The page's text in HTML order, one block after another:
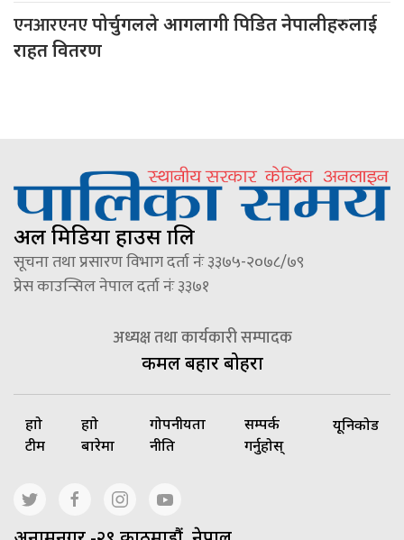
एनआरएनएपोर्चुगलले आगलागी पिडित नेपालीहरुलाई
राहत वितरण
अल मिडिया हाउस प्रालि
सूचना तथा प्रसारण विभाग दर्ता नंः ३३७५-२०७८/७९
प्रेस काउन्सिल नेपाल दर्ता नंः ३३७१
अध्यक्ष तथा कार्यकारी सम्पादक
कमल बहादुर बोहरा
हाम्रो
टीम
हाम्रो
बारेमा
गोपनीयता
नीति
सम्पर्क
गर्नुहोस्
यूनिकोड